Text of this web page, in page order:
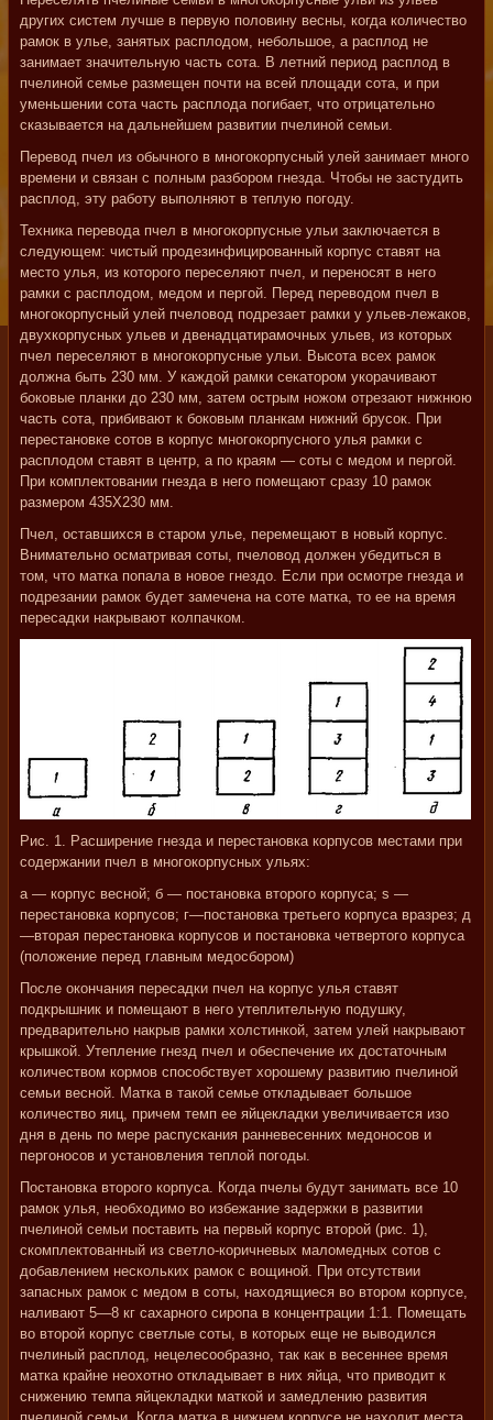
других систем лучше в первую половину весны, когда количество
рамок в улье, занятых расплодом, небольшое, а расплод не
занимает значительную часть сота. В летний период расплод в
пчелиной семье размещен почти на всей площади сота, и при
уменьшении сота часть расплода погибает, что отрицательно
сказывается на дальнейшем развитии пчелиной семьи.
Перевод пчел из обычного в многокорпусный улей занимает много
времени и связан с полным разбором гнезда. Чтобы не застудить
расплод, эту работу выполняют в теплую погоду.
Техника перевода пчел в многокорпусные ульи заключается в
следующем: чистый продезинфицированный корпус ставят на
место улья, из которого переселяют пчел, и переносят в него
рамки с расплодом, медом и пергой. Перед переводом пчел в
многокорпусный улей пчеловод подрезает рамки у ульев-лежаков,
двухкорпусных ульев и двенадцатирамочных ульев, из которых
пчел переселяют в многокорпусные ульи. Высота всех рамок
должна быть 230 мм. У каждой рамки секатором укорачивают
боковые планки до 230 мм, затем острым ножом отрезают нижнюю
часть сота, прибивают к боковым планкам нижний брусок. При
перестановке сотов в корпус многокорпусного улья рамки с
расплодом ставят в центр, а по краям — соты с медом и пергой.
При комплектовании гнезда в него помещают сразу 10 рамок
размером 435X230 мм.
Пчел, оставшихся в старом улье, перемещают в новый корпус.
Внимательно осматривая соты, пчеловод должен убедиться в
том, что матка попала в новое гнездо. Если при осмотре гнезда и
подрезании рамок будет замечена на соте матка, то ее на время
пересадки накрывают колпачком.
Рис. 1. Расширение гнезда и перестановка корпусов местами при
содержании пчел в многокорпусных ульях:
а — корпус весной; б — постановка второго корпуса; s —
перестановка корпусов; г—постановка третьего корпуса вразрез; д
—вторая перестановка корпусов и постановка четвертого корпуса
(положение перед главным медосбором)
После окончания пересадки пчел на корпус улья ставят
подкрышник и помещают в него утеплительную подушку,
предварительно накрыв рамки холстинкой, затем улей накрывают
крышкой. Утепление гнезд пчел и обеспечение их достаточным
количеством кормов способствует хорошему развитию пчелиной
семьи весной. Матка в такой семье откладывает большое
количество яиц, причем темп ее яйцекладки увеличивается изо
дня в день по мере распускания ранневесенних медоносов и
пергоносов и установления теплой погоды.
Постановка второго корпуса. Когда пчелы будут занимать все 10
рамок улья, необходимо во избежание задержки в развитии
пчелиной семьи поставить на первый корпус второй (рис. 1),
скомплектованный из светло-коричневых маломедных сотов с
добавлением нескольких рамок с вощиной. При отсутствии
запасных рамок с медом в соты, находящиеся во втором корпусе,
наливают 5—8 кг сахарного сиропа в концентрации 1:1. Помещать
во второй корпус светлые соты, в которых еще не выводился
пчелиный расплод, нецелесообразно, так как в весеннее время
матка крайне неохотно откладывает в них яйца, что приводит к
снижению темпа яйцекладки маткой и замедлению развития